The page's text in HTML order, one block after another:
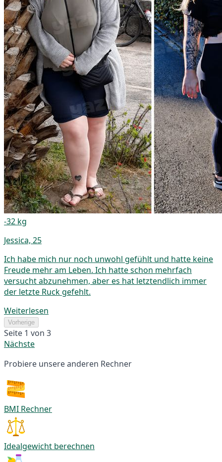
-32 kg
Jessica, 25
Ich habe mich nur noch unwohl gefühlt und hatte keine
Freude mehr am Leben. Ich hatte schon mehrfach
versucht abzunehmen, aber es hat letztendlich immer
der letzte Ruck gefehlt.
Weiterlesen
Vorherige
Seite 1 von 3
Nächste
Probiere unsere anderen Rechner
BMI Rechner
Idealgewicht berechnen